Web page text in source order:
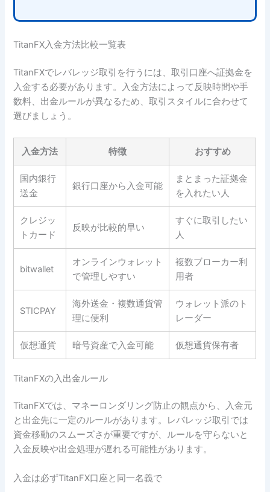
TitanFX入金方法比較一覧表
TitanFXでレバレッジ取引を行うには、取引口座へ証拠金を
入金する必要があります。入金方法によって反映時間や手
数料、出金ルールが異なるため、取引スタイルに合わせて
選びましょう。
入金方法 特徴 おすすめ
国内銀行
送金
銀行口座から入金可能
まとまった証拠金
を入れたい人
クレジッ
トカード
反映が比較的早い
すぐに取引したい
人
bitwallet
オンラインウォレット
で管理しやすい
複数ブローカー利
用者
STICPAY
海外送金・複数通貨管
理に便利
ウォレット派のト
レーダー
仮想通貨 暗号資産で入金可能 仮想通貨保有者
TitanFXの入出金ルール
TitanFXでは、マネーロンダリング防止の観点から、入金元
と出金先に一定のルールがあります。レバレッジ取引では
資金移動のスムーズさが重要ですが、ルールを守らないと
入金反映や出金処理が遅れる可能性があります。
入金は必ずTitanFX口座と同一名義で